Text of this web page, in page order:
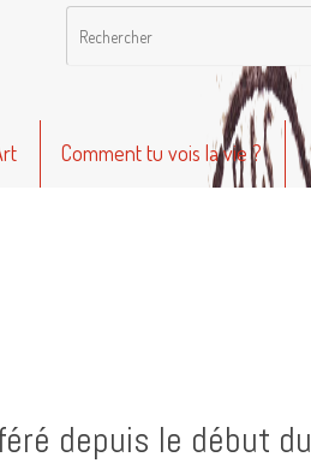
Comment tu vois la vie ?
depuis le début du